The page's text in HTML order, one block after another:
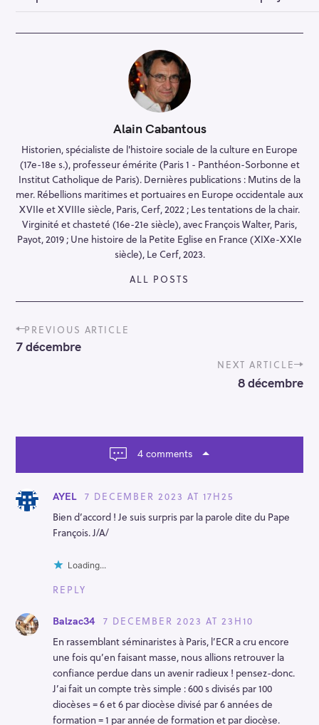
Alain Cabantous
Historien, spécialiste de l'histoire sociale de la culture en Europe
(17e-18e s.), professeur émérite (Paris 1 - Panthéon-Sorbonne et
Institut Catholique de Paris). Dernières publications : Mutins de la
mer. Rébellions maritimes et portuaires en Europe occidentale aux
XVIIe et XVIIIe siècle, Paris, Cerf, 2022 ; Les tentations de la chair.
Virginité et chasteté (16e-21e siècle), avec François Walter, Paris,
Payot, 2019 ; Une histoire de la Petite Eglise en France (XIXe-XXIe
siècle), Le Cerf, 2023.
ALL POSTS
P
o
s
g
o
n
PREVIOUS ARTICLE
7 décembre
NEXT ARTICLE
8 décembre
4 comments
AYEL
7 DECEMBER 2023 AT 17H25
Bien d’accord ! Je suis surpris par la parole dite du Pape
François. J/A/
Loading...
REPLY
Balzac34
7 DECEMBER 2023 AT 23H10
En rassemblant séminaristes à Paris, l’ECR a cru encore
une fois qu’en faisant masse, nous allions retrouver la
confiance perdue dans un avenir radieux ! pensez-donc.
J’ai fait un compte très simple : 600 s divisés par 100
diocèses = 6 et 6 par diocèse divisé par 6 années de
formation = 1 par année de formation et par diocèse.